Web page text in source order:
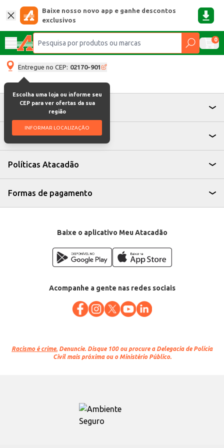
Baixe nosso novo app e ganhe descontos
exclusivos
0
Entregue no CEP: 02170-901
Escolha uma loja ou informe seu
CEP para ver ofertas da sua
região
INFORMAR LOCALIZAÇÃO
Atendimento
Institucional
Políticas Atacadão
Formas de pagamento
Baixe o aplicativo Meu Atacadão
Acompanhe a gente nas redes sociais
Racismo é crime. Denuncie. Disque 100 ou procure a Delegacia de Polícia
Civil mais próxima ou o Ministério Público.